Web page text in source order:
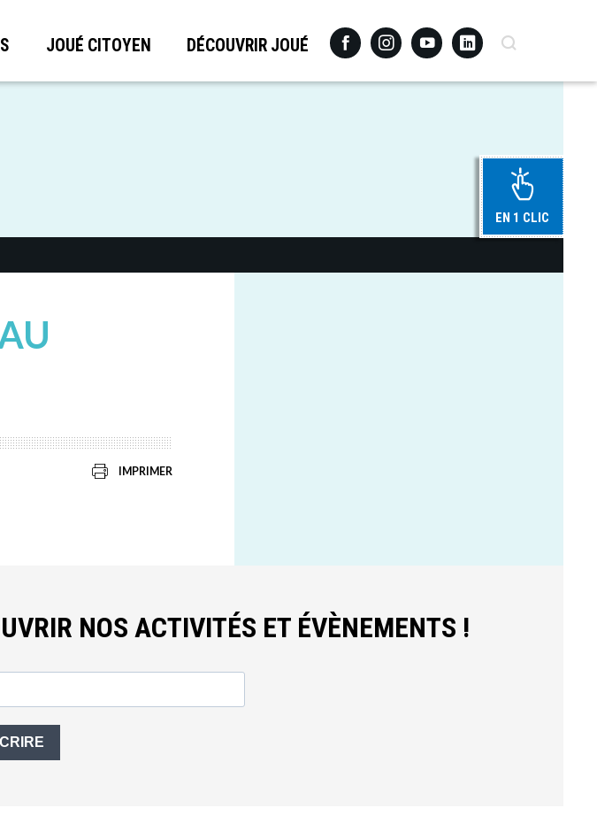
JOUÉ CITOYEN DÉCOUVRIR JOUÉ FacebookInstagramYoutubeLinkedinRecherche
EN 1 CLIC
IMPRIMER
NOS ACTIVITÉS ET ÉVÈNEMENTS !